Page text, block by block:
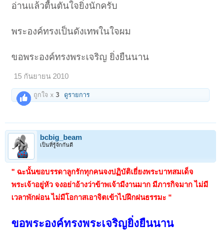
อ่านแล้วตื้นตันใจยิ่งนักครับ
พระองค์ทรงเป็นดังเทพในใจผม
ขอพระองค์ทรงพระเจริญ ยิ่งยืนนาน
15 กันยายน 2010
ถูกใจ x3 ดูรายการ
bcbig_beam
เป็นที่รู้จักกันดี
" ฉะนั้นขอบรรดาลูกรักทุกคนจงปฏิบัติเยี่ยงพระบาทสมเด็จ
พระเจ้าอยู่หัว จงอย่าอ้างว่าข้าพเจ้ามีงานมาก มีภารกิจมาก ไม่มี
เวลาพักผ่อน ไม่มีโอกาสเอาจิตเข้าไปฝึกฝนธรรมะ "
ขอพระองค์ทรงพระเจริญยิ่งยืนนาน